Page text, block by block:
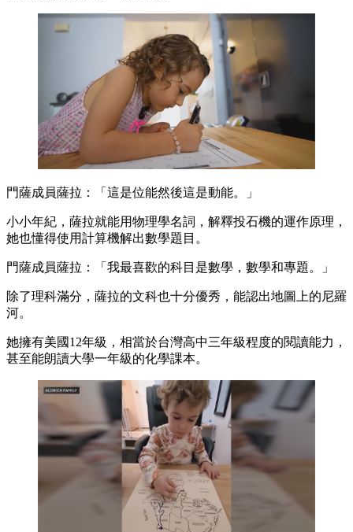
門薩成員薩拉：「這是位能然後這是動能。」
小小年紀，薩拉就能用物理學名詞，解釋投石機的運作原理，
她也懂得使用計算機解出數學題目。
門薩成員薩拉：「我最喜歡的科目是數學，數學和專題。」
除了理科滿分，薩拉的文科也十分優秀，能認出地圖上的尼羅
河。
她擁有美國12年級，相當於台灣高中三年級程度的閱讀能力，
甚至能朗讀大學一年級的化學課本。